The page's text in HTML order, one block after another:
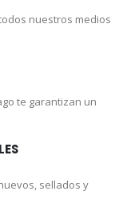
nuestros medios
te garantizan un